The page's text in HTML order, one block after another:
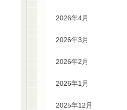
2026年4月
2026年3月
2026年2月
2026年1月
2025年12月